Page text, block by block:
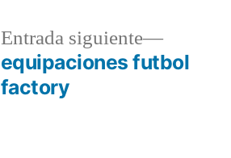
Entrada siguiente
Entrada
siguiente:
equipaciones futbol
factory